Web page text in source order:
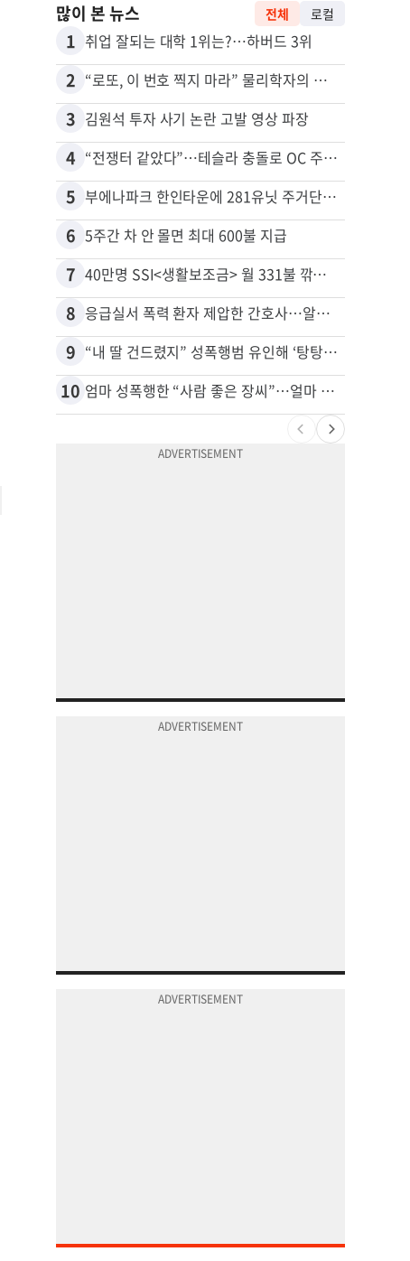
많이 본 뉴스 전체 로컬
1 취업 잘되는 대학 1위는?…하버드 3위
2 “로또, 이 번호 찍지 마라” 물리학자의 당첨금 높이는 비밀
3 김원석 투자 사기 논란 고발 영상 파장
4 “전쟁터 같았다”…테슬라 충돌로 OC 주택 4채 파손
5 부에나파크 한인타운에 281유닛 주거단지 들어선다
6 5주간 차 안 몰면 최대 600불 지급
7 40만명 SSI<생활보조금> 월 331불 깎이나
8 응급실서 폭력 환자 제압한 간호사…알고 보니
9 “내 딸 건드렸지” 성폭행범 유인해 ‘탕탕’…아빠의 복수 결말
10 엄마 성폭행한 “사람 좋은 장씨”…얼마 뒤 딸 배도 불러왔다